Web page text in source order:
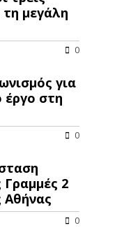
τη μεγάλη
0
για
έργο στη
0
Γραμμές 2
Αθήνας
0